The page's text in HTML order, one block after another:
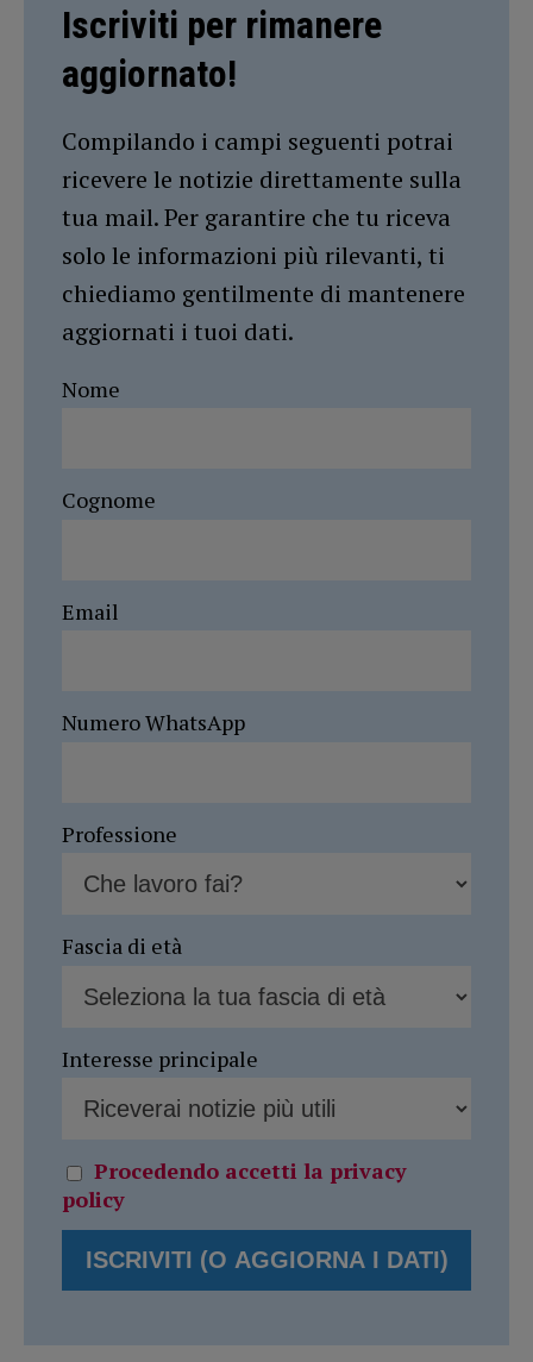
Iscriviti per rimanere
aggiornato!
Compilando i campi seguenti potrai
ricevere le notizie direttamente sulla
tua mail. Per garantire che tu riceva
solo le informazioni più rilevanti, ti
chiediamo gentilmente di mantenere
aggiornati i tuoi dati.
Nome
Cognome
Email
Numero WhatsApp
Professione
Fascia di età
Interesse principale
Procedendo accetti la privacy
policy